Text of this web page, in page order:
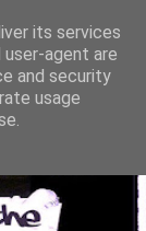
its services
user-agent are
and security
usage